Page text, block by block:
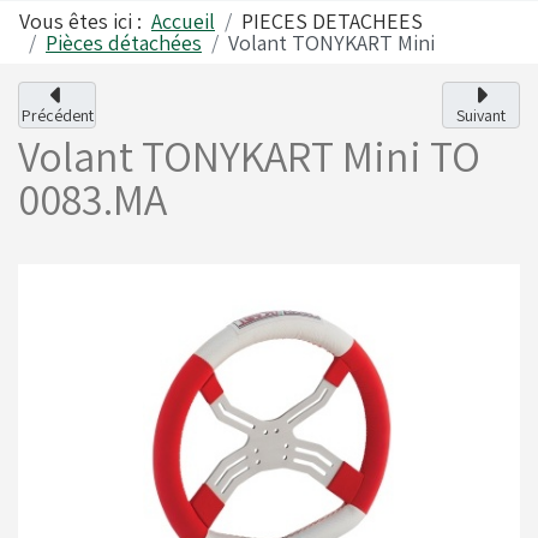
Vous êtes ici : Accueil PIECES DETACHEES
Pièces détachées Volant TONYKART Mini
Précédent Suivant
Volant TONYKART Mini TO
0083.MA
Freins
Visserie - Boulonnerie